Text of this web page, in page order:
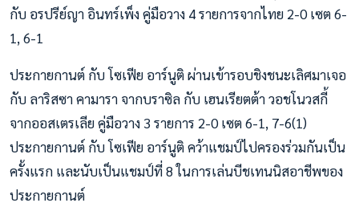
กับ อรปรีย์ญา อินทร์เพ็ง คู่มือวาง 4 รายการจากไทย 2-0 เซต 6-
1, 6-1
ประกายกานต์ กับ โซเฟีย อาร์นูติ ผ่านเข้ารอบชิงชนะเลิศมาเจอ
กับ ลาริสซา คามารา จากบราซิล กับ เฮนเรียตต้า วอชโนวสกี้
จากออสเตรเลีย คู่มือวาง 3 รายการ 2-0 เซต 6-1, 7-6(1)
ประกายกานต์ กับ โซเฟีย อาร์นูติ คว้าแชมป์ไปครองร่วมกันเป็น
ครั้งแรก และนับเป็นแชมป์ที่ 8 ในการเล่นบีชเทนนิสอาชีพของ
ประกายกานต์